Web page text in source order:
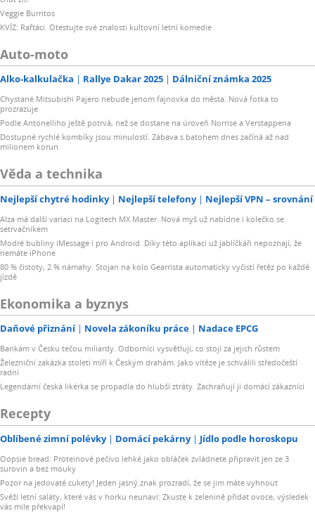
Veggie Burritos
KVÍZ: Rafťáci. Otestujte své znalosti kultovní letní komedie
Auto-moto
Alko-kalkulačka Rallye Dakar 2025 Dálniční známka 2025
Chystané Mitsubishi Pajero nebude jenom fajnovka do města. Nová fotka to
prozrazuje
Podle Antonelliho ještě potrvá, než se dostane na úroveň Norrise a Verstappena
Dostupné rychlé kombíky jsou minulostí. Zábava s batohem dnes začíná až nad
milionem korun
Věda a technika
Nejlepší chytré hodinky Nejlepší telefony Nejlepší VPN – srovnání
Alza má další variaci na Logitech MX Master. Nová myš už nabídne i kolečko se
setrvačníkem
Modré bubliny iMessage i pro Android. Díky této aplikaci už jablíčkáři nepoznají, že
nemáte iPhone
80 % čistoty, 2 % námahy. Stojan na kolo Gearrista automaticky vyčistí řetěz po každé
jízdě
Ekonomika a byznys
Daňové přiznání Novela zákoníku práce Nadace EPCG
Bankám v Česku tečou miliardy. Odborníci vysvětlují, co stojí za jejich růstem
Železniční zakázka století míří k Českým drahám. Jako vítěze je schválili středočeští
radní
Legendární česká likérka se propadla do hlubší ztráty. Zachraňují ji domácí zákazníci
Recepty
Oblíbené zimní polévky Domácí pekárny Jídlo podle horoskopu
Oopsie bread: Proteinové pečivo lehké jako obláček zvládnete připravit jen ze 3
surovin a bez mouky
Pozor na jedovaté cukety! Jeden jasný znak prozradí, že se jim máte vyhnout
Svěží letní saláty, které vás v horku neunaví: Zkuste k zelenině přidat ovoce, výsledek
vás mile překvapí!